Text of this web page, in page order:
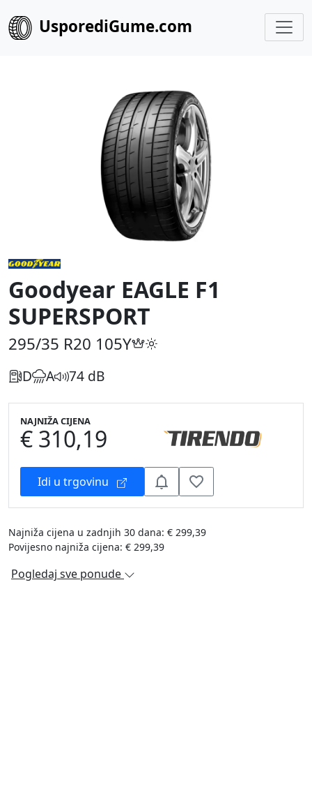
UsporediGume.com
Goodyear EAGLE F1
SUPERSPORT
295/35 R20 105Y
D A 74 dB
NAJNIŽA CIJENA
€ 310,19
Idi u trgovinu
Najniža cijena u zadnjih 30 dana: € 299,39
Povijesno najniža cijena: € 299,39
Pogledaj sve ponude